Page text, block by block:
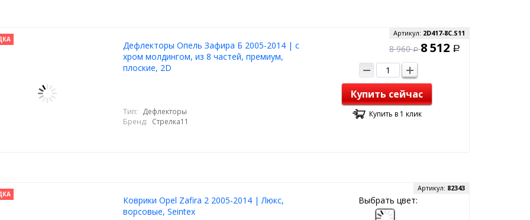
Дефлекторы Опель Зафира Б 2005-2014 | с
хром молдингом, из 8 частей, премиум,
плоские, 2D
Артикул: 2D417-8C.S11
Тип: Дефлекторы
Бренд: Стрелка11
8 960 Р 8 512 Р
Купить сейчас
Купить в 1 клик
Коврики Opel Zafira 2 2005-2014 | Люкс,
ворсовые, Seintex
Артикул: 82343
Выбрать цвет: